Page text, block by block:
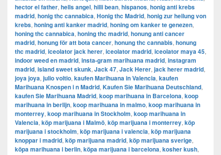
hector el father, hells angel, hilli bean, hispanos, honig anti krebs
madrid, honig thc cannabica, Honig thc Madrid, honig zur heilung von
krebs, honing anti kanker madrid, honing om kanker te genezen,
honing thc cannabica, honing thc madrid, honung anti cancer
madrid, honung för att bota cancer, honung thc cannabis, honung
thc madrid, iceolator jack herer, iceolator madrid, iceolator maya 45,
indoor weed en madrid, insta-gram marihuana madrid, instagram
madrid, island sweet skunk, Jack 47, Jack Herer, jack herer madrid,
joya joya, julio voltio, kaufen Marihuana in Valencia, kaufen
Marihuana Knospen i n Madrid, Kaufen Sie Marihuana Deutschland,
kaufen Sie Marihuana Madrid, koop marihuana in Barcelona, koop
marihuana in berlijn, koop marihuana in malmo, koop marihuana in
monterrey, koop marihuana in Stockholm, ​​koop marihuana in
Valencia, köp marijuana i Malmö, köp marijuana i monterrey, köp
marijuana i stockholm, ​​köp marijuana i valencia, köp marijuana
knoppar i madrid, köp marijuana madrid, köp marijuana sverige,
köpa marihuana i berlin, köpa marijuana i barcelona, kosher kush,